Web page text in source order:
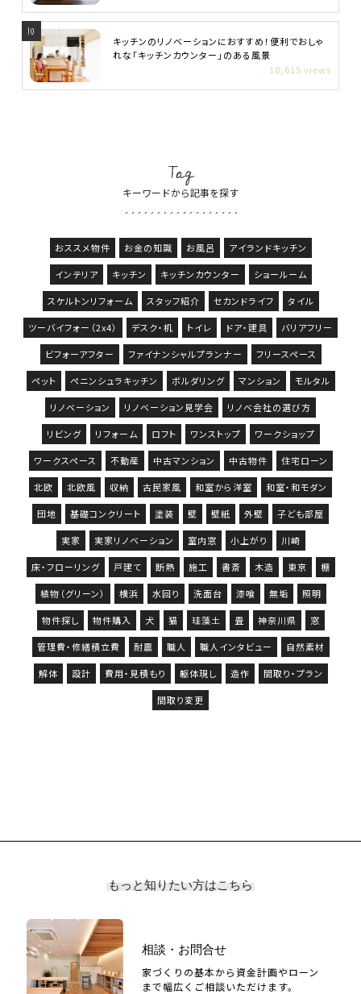
キッチンのリノベーションにおすすめ！便利でおしゃ
れな「キッチンカウンター」のある風景
18,615 views
Tag
キーワードから記事を探す
おススメ物件 お金の知識 お風呂 アイランドキッチン
インテリア キッチン キッチンカウンター ショールーム
スケルトンリフォーム スタッフ紹介 セカンドライフ タイル
ツーバイフォー（2x4） デスク・机 トイレ ドア・建具 バリアフリー
ビフォーアフター ファイナンシャルプランナー フリースペース
ペット ペニンシュラキッチン ボルダリング マンション モルタル
リノベーション リノベーション見学会 リノベ会社の選び方
リビング リフォーム ロフト ワンストップ ワークショップ
ワークスペース 不動産 中古マンション 中古物件 住宅ローン
北欧 北欧風 収納 古民家風 和室から洋室 和室・和モダン
団地 基礎コンクリート 塗装 壁 壁紙 外壁 子ども部屋
実家 実家リノベーション 室内窓 小上がり 川崎
床・フローリング 戸建て 断熱 施工 書斎 木造 東京 棚
植物（グリーン） 横浜 水回り 洗面台 漆喰 無垢 照明
物件探し 物件購入 犬 猫 珪藻土 畳 神奈川県 窓
管理費・修繕積立費 耐震 職人 職人インタビュー 自然素材
解体 設計 費用・見積もり 躯体現し 造作 間取り・プラン
間取り変更
もっと知りたい方はこちら
相談・お問合せ
家づくりの基本から資金計画やローン
まで幅広くご相談いただけます。